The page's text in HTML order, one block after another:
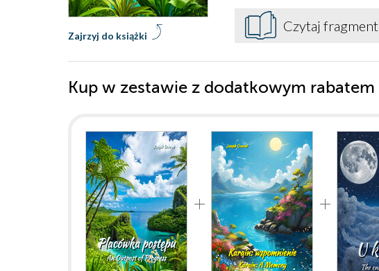
Zajrzyj do książki
Czytaj fragment
Kup w zestawie z dodatkowym rabatem